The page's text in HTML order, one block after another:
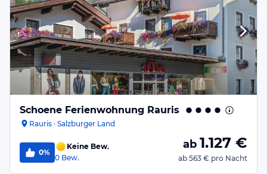
Schoene Ferienwohnung Rauris
Rauris · Salzburger Land
0%
Keine Bew.
0 Bew.
ab 1.127 €
ab 563 € pro Nacht